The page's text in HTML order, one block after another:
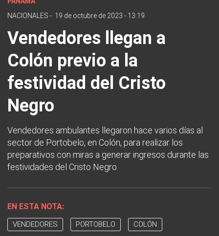
NACIONALES - 19 de octubre de 2023 - 13:19
Vendedores llegan a
Colón previo a la
festividad del Cristo
Negro
Vendedores ambulantes llegaron hace varios días al
sector de Portobelo, en Colón, para realizar los
preparativos con miras a generar ingresos durante las
festividades del Cristo Negro.
EN ESTA NOTA:
VENDEDORES PORTOBELO COLÓN